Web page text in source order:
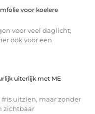
voor koelere
voor veel daglicht,
ook voor een
uiterlijk met ME
fris uitzien, maar zonder
zichtbaar